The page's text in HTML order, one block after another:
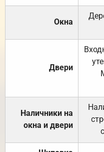
Окна
Двери
Наличники на
окна и двери